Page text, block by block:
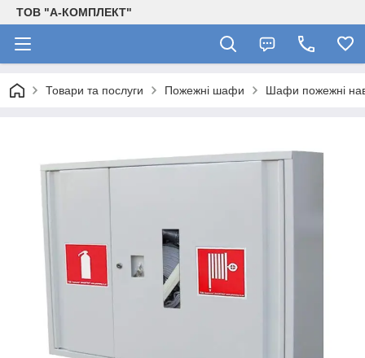
ТОВ "А-КОМПЛЕКТ"
Товари та послуги Пожежні шафи Шафи пожежні